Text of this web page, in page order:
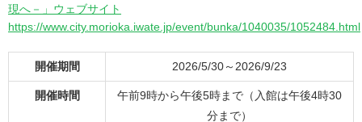
現へ－」ウェブサイト
https://www.city.morioka.iwate.jp/event/bunka/1040035/1052484.html
開催期間 2026/5/30～2026/9/23
開催時間
午前9時から午後5時まで（入館は午後4時30
分まで）